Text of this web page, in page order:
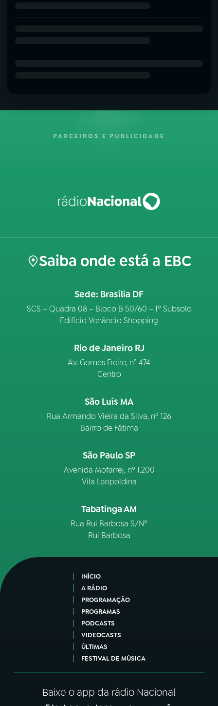
PARCEIROS E PUBLICIDADE
Saiba onde está a EBC
Sede: Brasília DF
SCS – Quadra 08 – Bloco B 50/60 – 1º Subsolo
Edifício Venâncio Shopping
Rio de Janeiro RJ
Av. Gomes Freire, n° 474
Centro
São Luís MA
Rua Armando Vieira da Silva, nº 126
Bairro de Fátima
São Paulo SP
Avenida Mofarrej, nº 1.200
Vila Leopoldina
Tabatinga AM
Rua Rui Barbosa S/Nº
Rui Barbosa
INÍCIO
A RÁDIO
PROGRAMAÇÃO
PROGRAMAS
PODCASTS
VIDEOCASTS
ÚLTIMAS
FESTIVAL DE MÚSICA
Baixe o app da rádio Nacional